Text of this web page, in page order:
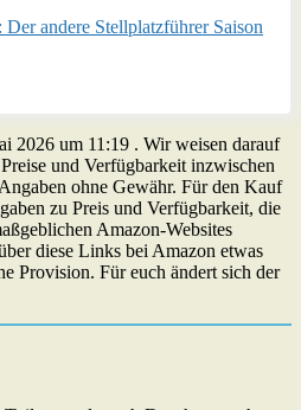
andere Stellplatzführer Saison
2026 um 11:19 . Wir weisen darauf
und Verfügbarkeit inzwischen
ohne Gewähr. Für den Kauf
zu Preis und Verfügbarkeit, die
Amazon-Websites
diese Links bei Amazon etwas
Provision. Für euch ändert sich der